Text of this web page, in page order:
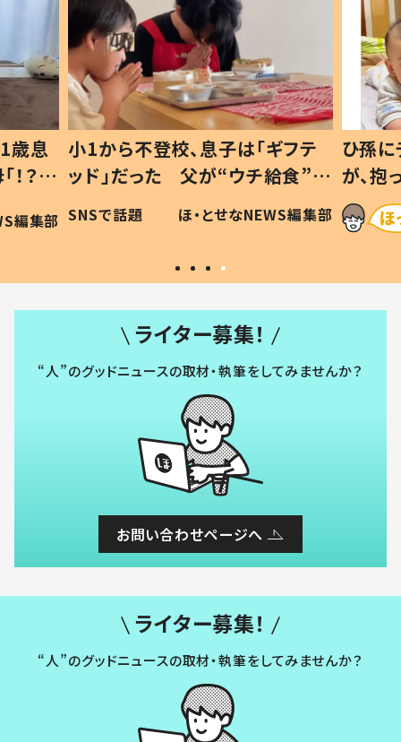
歳息
？」
編集部
小1から不登校、息子は「ギフテ
ッド」だった 父が“ウチ給食”を
作り続ける理由とは #令和の親
#令和の子
SNSで話題 ほ・とせなNEWS編集部
ひ孫
が、
「涙が
い」
ライター募集！
“人”のグッドニュースの取材・執筆をしてみませんか？
お問い合わせページへ
ライター募集！
“人”のグッドニュースの取材・執筆をしてみませんか？